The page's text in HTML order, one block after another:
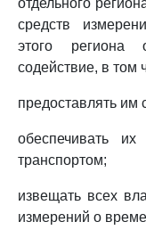
отдельного
средств
этого региона
содействие, в том
предоставлять
обеспечивать
транспортом;
извещать всех
измерений о